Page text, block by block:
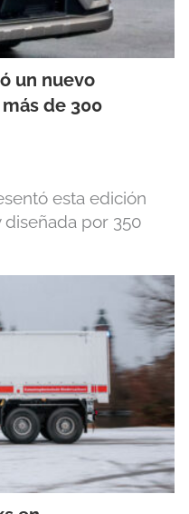
un nuevo
de 300
esta edición
por 350